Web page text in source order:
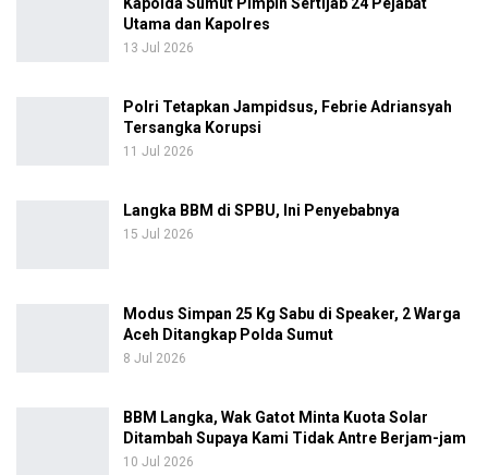
Utama dan Kapolres
13 Jul 2026
Polri Tetapkan Jampidsus, Febrie Adriansyah
Tersangka Korupsi
11 Jul 2026
Langka BBM di SPBU, Ini Penyebabnya
15 Jul 2026
Modus Simpan 25 Kg Sabu di Speaker, 2 Warga
Aceh Ditangkap Polda Sumut
8 Jul 2026
BBM Langka, Wak Gatot Minta Kuota Solar
Ditambah Supaya Kami Tidak Antre Berjam-jam
10 Jul 2026